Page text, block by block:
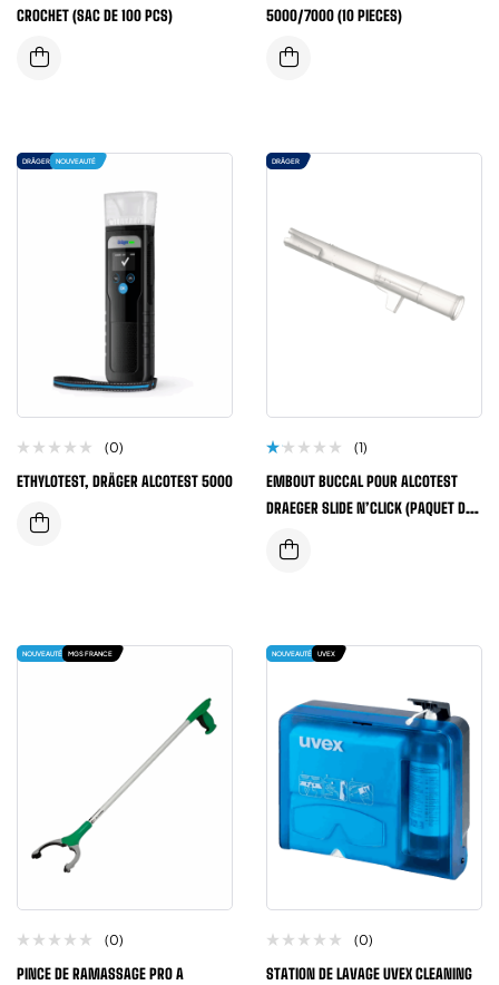
CROCHET (SAC DE 100 PCS)
5000/7000 (10 PIECES)
DRÄGER NOUVEAUTÉ
(0)
ETHYLOTEST, DRÄGER ALCOTEST 5000
DRÄGER
o
e
(1)
EMBOUT BUCCAL POUR ALCOTEST
DRAEGER SLIDE N’CLICK (PAQUET DE
100 ET 250 PIECES)
NOUVEAUTÉ MGS FRANCE
(0)
PINCE DE RAMASSAGE PRO A
NOUVEAUTÉ UVEX
(0)
STATION DE LAVAGE UVEX CLEANING